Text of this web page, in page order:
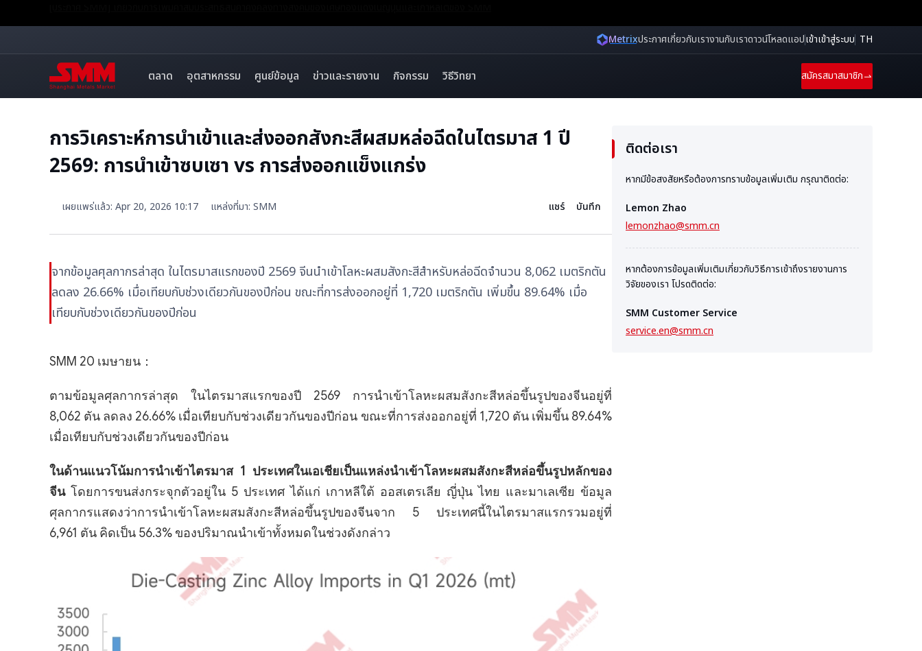
Metrixประกาศเกี่ยวกับเรางานกับเราดาวน์โหลดแอปเข้าเข้าสู่ระบบ TH
ตลาด อุตสาหกรรม ศูนย์ข้อมูล ข่าวและรายงาน กิจกรรม วิธีวิทยา สมัครสมาสมาชิก
การวิเคราะห์การนำเข้าและส่งออกสังกะสีผสมหล่อฉีดในไตรมาส 1 ปี
2569: การนำเข้าซบเซา vs การส่งออกแข็งแกร่ง
เผยแพร่แล้ว: Apr 20, 2026 10:17 แหล่งที่มา: SMM แชร์ บันทึก
จากข้อมูลศุลกากรล่าสุด ในไตรมาสแรกของปี 2569 จีนนำเข้าโลหะผสมสังกะสีสำหรับหล่อฉีดจำนวน 8,062 เมตริกตัน
ลดลง 26.66% เมื่อเทียบกับช่วงเดียวกันของปีก่อน ขณะที่การส่งออกอยู่ที่ 1,720 เมตริกตัน เพิ่มขึ้น 89.64% เมื่อ
เทียบกับช่วงเดียวกันของปีก่อน
SMM 20 เมษายน：
ตามข้อมูลศุลกากรล่าสุด ในไตรมาสแรกของปี 2569 การนำเข้าโลหะผสมสังกะสีหล่อขึ้นรูปของจีนอยู่ที่
8,062 ตัน ลดลง 26.66% เมื่อเทียบกับช่วงเดียวกันของปีก่อน ขณะที่การส่งออกอยู่ที่ 1,720 ตัน เพิ่มขึ้น 89.64%
เมื่อเทียบกับช่วงเดียวกันของปีก่อน
ในด้านแนวโน้มการนำเข้าไตรมาส 1 ประเทศในเอเชียเป็นแหล่งนำเข้าโลหะผสมสังกะสีหล่อขึ้นรูปหลักของ
จีนโดยการขนส่งกระจุกตัวอยู่ใน 5 ประเทศ ได้แก่ เกาหลีใต้ ออสเตรเลีย ญี่ปุ่น ไทย และมาเลเซีย ข้อมูล
ศุลกากรแสดงว่าการนำเข้าโลหะผสมสังกะสีหล่อขึ้นรูปของจีนจาก 5 ประเทศนี้ในไตรมาสแรกรวมอยู่ที่
6,961 ตัน คิดเป็น 56.3% ของปริมาณนำเข้าทั้งหมดในช่วงดังกล่าว
ติดต่อเรา
หากมีข้อสงสัยหรือต้องการทราบข้อมูลเพิ่มเติม กรุณาติดต่อ:
Lemon Zhao
lemonzhao@smm.cn
หากต้องการข้อมูลเพิ่มเติมเกี่ยวกับวิธีการเข้าถึงรายงานการ
วิจัยของเรา โปรดติดต่อ:
SMM Customer Service
service.en@smm.cn